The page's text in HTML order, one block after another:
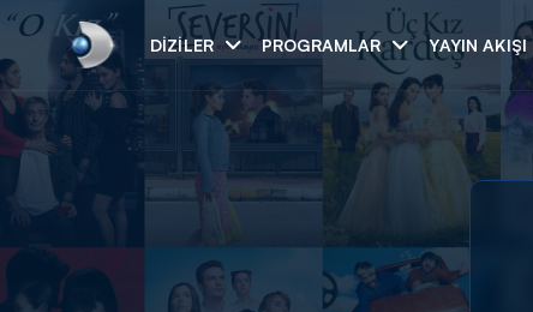
DIZILER PROGRAMLAR YAYIN AKIŞI
Arama